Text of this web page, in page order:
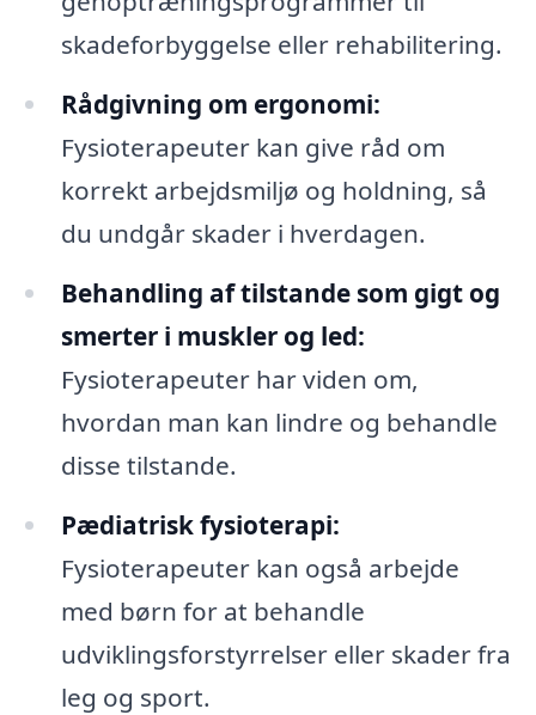
skadeforbyggelse eller rehabilitering.
Rådgivning om ergonomi:
Fysioterapeuter kan give råd om
korrekt arbejdsmiljø og holdning, så
du undgår skader i hverdagen.
Behandling af tilstande som gigt og
smerter i muskler og led:
Fysioterapeuter har viden om,
hvordan man kan lindre og behandle
disse tilstande.
Pædiatrisk fysioterapi:
Fysioterapeuter kan også arbejde
med børn for at behandle
udviklingsforstyrrelser eller skader fra
leg og sport.